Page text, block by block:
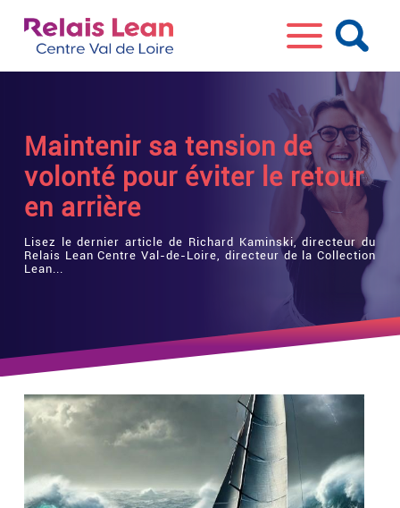
Maintenir sa tension de
volonté pour éviter le retour
en arrière
Lisez le dernier article de Richard Kaminski, directeur du
Relais Lean Centre Val-de-Loire, directeur de la Collection
Lean...